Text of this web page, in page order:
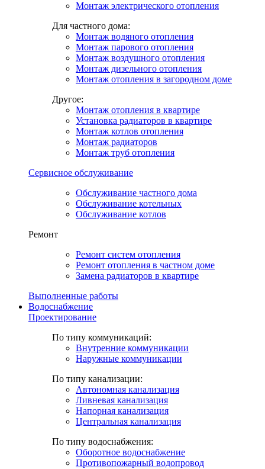
Монтаж электрического отопления
Для частного дома:
Монтаж водяного отопления
Монтаж парового отопления
Монтаж воздушного отопления
Монтаж дизельного отопления
Монтаж отопления в загородном доме
Другое:
Монтаж отопления в квартире
Установка радиаторов в квартире
Монтаж котлов отопления
Монтаж радиаторов
Монтаж труб отопления
Сервисное обслуживание
Обслуживание частного дома
Обслуживание котельных
Обслуживание котлов
Ремонт
Ремонт систем отопления
Ремонт отопления в частном доме
Замена радиаторов в квартире
Выполненные работы
Водоснабжение
Проектирование
По типу коммуникаций:
Внутренние коммуникации
Наружные коммуникации
По типу канализации:
Автономная канализация
Ливневая канализация
Напорная канализация
Центральная канализация
По типу водоснабжения:
Оборотное водоснабжение
Противопожарный водопровод